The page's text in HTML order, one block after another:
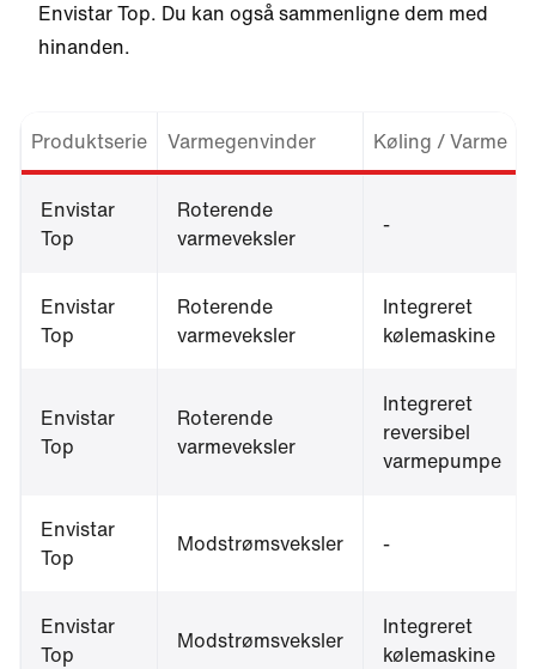
Envistar Top. Du kan også sammenligne dem med
hinanden.
Produktserie Varmegenvinder Køling / Varme
Envistar
Top
Roterende
varmeveksler
-
Envistar
Top
Roterende
varmeveksler
Integreret
kølemaskine
Envistar
Top
Roterende
varmeveksler
Integreret
reversibel
varmepumpe
Envistar
Top
Modstrømsveksler -
Envistar
Top
Modstrømsveksler
Integreret
kølemaskine